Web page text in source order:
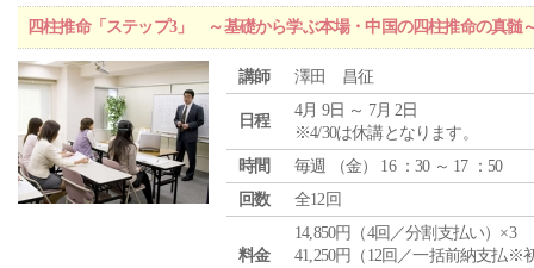
四柱推命「ステップ3」 ～基礎から学ぶ本場・中国の四柱推命の真髄
講師 澤田 昌征
日程
4月 9日 ～ 7月 2日
※4/30は休講となります。
時間
毎週 （金） 16 ：30 ～ 17 ：50
回数
全12回
料金
14,850円（4回／分割支払い）×3
41,250円（12回／一括前納支払※